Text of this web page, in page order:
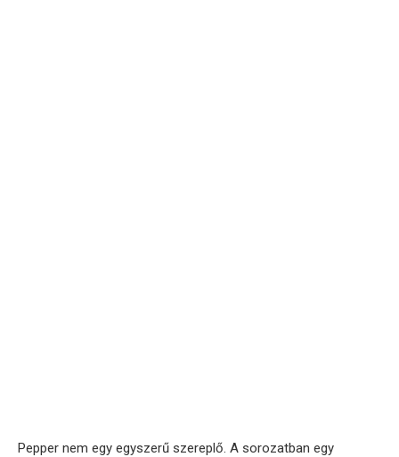
Pepper nem egy egyszerű szereplő. A sorozatban egy